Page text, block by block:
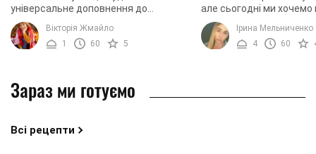
універсальне доповнення до
величезної кількості страв. Він
надзвичайно легкий у приготуванні,
але абсолютно незамінний під ...
Вікторія Жмайло
1
60 5
але сьогодні ми хочемо
вами рецептом, як
страву з гречкою.
ніжні ...
Ірина Мельниченко
4
60
Зараз ми готуємо
Всі рецепти